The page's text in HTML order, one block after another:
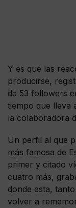
Y es que las
producirse,
de 53 followers
tiempo que lleva
la colaboradora
Un perfil al que
más famosa de
primer y citado
cuatro más,
donde esta,
volver a